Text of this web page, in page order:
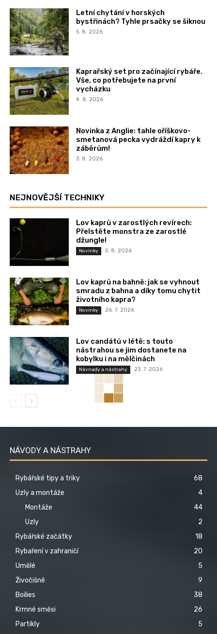
Letní chytání v horských
bystřinách? Tyhle prsačky se šiknou
5. 8. 2026
Kaprařský set pro začínající rybáře.
Vše, co potřebujete na první
vycházku
4. 8. 2026
Novinka z Anglie: tahle oříškovo-
smetanová pecka vydráždí kapry k
záběrům!
3. 8. 2026
NEJNOVĚJŠÍ TECHNIKY
Lov kaprů v zarostlých revírech:
Přelstěte monstra ze zarostlé
džungle!
Novinky 5. 8. 2026
Lov kaprů na bahně: jak se vyhnout
smradu z bahna a díky tomu chytit
životního kapra?
Novinky 26. 7. 2026
Lov candátů v létě: s touto
nástrahou se jim dostanete na
kobylku i na mělčinách
Návnady a nástrahy 23. 7. 2026
NÁVODY A NÁSTRAHY
Rybářské tipy a triky
68
Uzly a montáže
4
Montáže
44
Uzly
2
Rybářské začátky
18
Rybaření v zahraničí
20
Umělé
5
Živočišné
9
Boilies
38
Krmné směsi
26
Partikly
5